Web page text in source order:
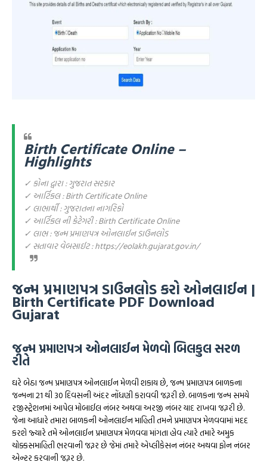
Birth Certificate Online –
Highlights
✓ કોના દ્વારા : ગુજરાત સરકાર
✓ આર્ટિકલ : Birth Certificate Online
✓ લાભાર્થી : ગુજરાતના નાગરિકો
✓ આર્ટિકલ ની કેટેગરી : Birth Certificate Online
✓ લાભ : જન્મ પ્રમાણપત્ર ઓનલાઈન ડાઉનલોડ
✓ સતાવાર વેબસાઈટ : https://eolakh.gujarat.gov.in/
જન્મ પ્રમાણપત્ર ડાઉનલોડ કરો ઓનલાઈન |
Birth Certificate PDF Download
Gujarat
જન્મ પ્રમાણપત્ર ઓનલાઈન મેળવો બિલકુલ સરળ
રીતે
ઘરે બેઠા જન્મ પ્રમાણપત્ર ઓનલાઈન મેળવી શકાય છે, જન્મ પ્રમાણપત્ર બાળકના
જન્મના 21 થી 30 દિવસની અંદર નોંધણી કરાવવી જરૂરી છે. બાળકના જન્મ સમયે
રજીસ્ટ્રેશનમાં આપેલ મોબાઈલ નંબર અથવા અરજી નંબર યાદ રાખવા જરૂરી છે.
જેના આધારે તમારા બાળકની ઓનલાઈન માહિતી તમને પ્રમાણપત્ર મેળવવામાં મદદ
કરશે જ્યારે તમે ઓનલાઈન પ્રમાણપત્ર મેળવવા માંગતા હોવ ત્યારે તમારે અમુક
ચોક્કસમાહિતી ભરવાની જરૂર છે જેમાં તમારે એપ્લીકેસન નંબર અથવા ફોન નંબર
એન્ટર કરવાની જરૂર છે.